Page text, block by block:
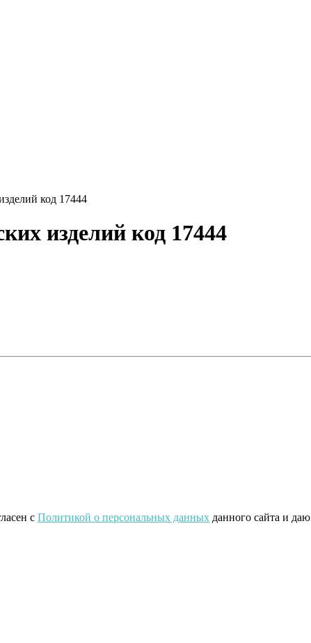
код 17444
изделий код 17444
с Политикой о персональных данных данного сайта и даю